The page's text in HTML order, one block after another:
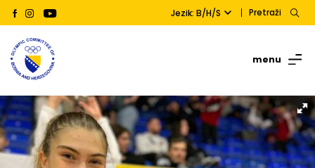
Jezik: B/H/S Pretraži
menu